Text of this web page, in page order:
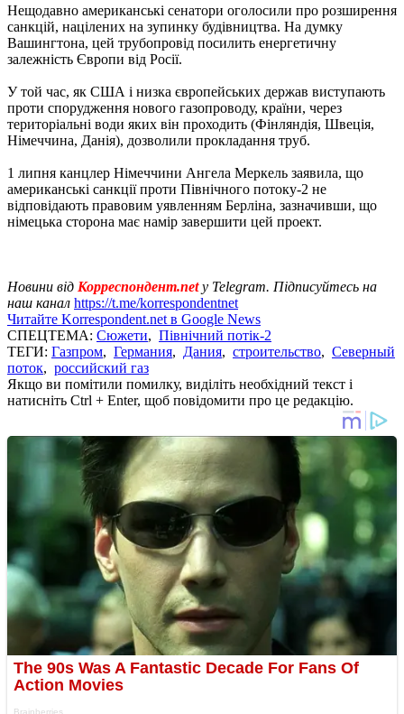
Нещодавно американські сенатори оголосили про розширення
санкцій, націлених на зупинку будівництва. На думку
Вашингтона, цей трубопровід посилить енергетичну
залежність Європи від Росії.
У той час, як США і низка європейських держав виступають
проти спорудження нового газопроводу, країни, через
територіальні води яких він проходить (Фінляндія, Швеція,
Німеччина, Данія), дозволили прокладання труб.
1 липня канцлер Німеччини Ангела Меркель заявила, що
американські санкції проти Північного потоку-2 не
відповідають правовим уявленням Берліна, зазначивши, що
німецька сторона має намір завершити цей проект.
Новини від Корреспондент.net у Telegram. Підписуйтесь на
наш канал https://t.me/korrespondentnet
Читайте Korrespondent.net в Google News
СПЕЦТЕМА: Сюжети, Північний потік-2
ТЕГИ: Газпром, Германия, Дания, строительство, Северный
поток, российский газ
Якщо ви помітили помилку, виділіть необхідний текст і
натисніть Ctrl + Enter, щоб повідомити про це редакцію.